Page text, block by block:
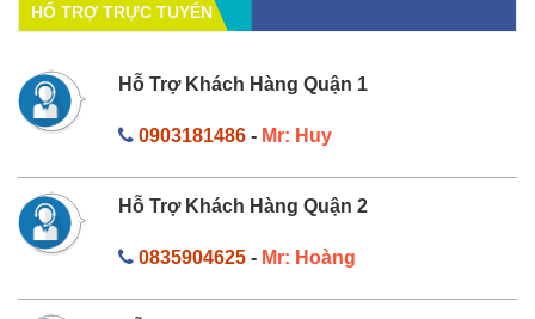
HỔ TRỢ TRỰC TUYẾN
Hỗ Trợ Khách Hàng Quận 1
0903181486- Mr: Huy
Hỗ Trợ Khách Hàng Quận 2
0835904625- Mr: Hoàng